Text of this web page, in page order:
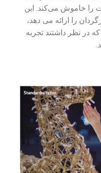
را خاموش می‌کند. این
را ارائه می دهد،
که در نظر داشتند تجربه